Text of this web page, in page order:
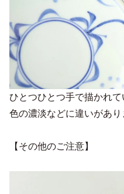
ひとつひとつ手で描かれて
色の濃淡などに違いがあり
【その他のご注意】